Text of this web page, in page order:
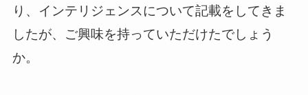
り、インテリジェンスについて記載をしてきま
したが、ご興味を持っていただけたでしょう
か。